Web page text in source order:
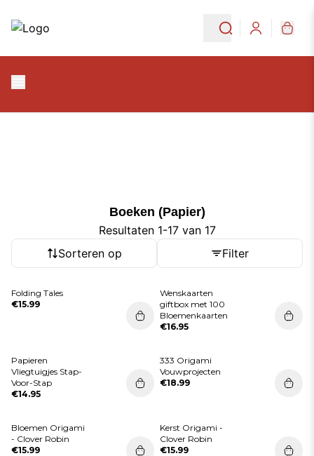
Login
Boeken (Papier)
Boeken (Papier)
Resultaten 1-17 van 17
Sorteren op
Filter
Folding Tales
€15.99
Wenskaarten
giftbox met 100
Bloemenkaarten
€16.95
Papieren
Vliegtuigjes Stap-
Voor-Stap
€14.95
333 Origami
Vouwprojecten
€18.99
Bloemen Origami
- Clover Robin
€15.99
Kerst Origami -
Clover Robin
€15.99